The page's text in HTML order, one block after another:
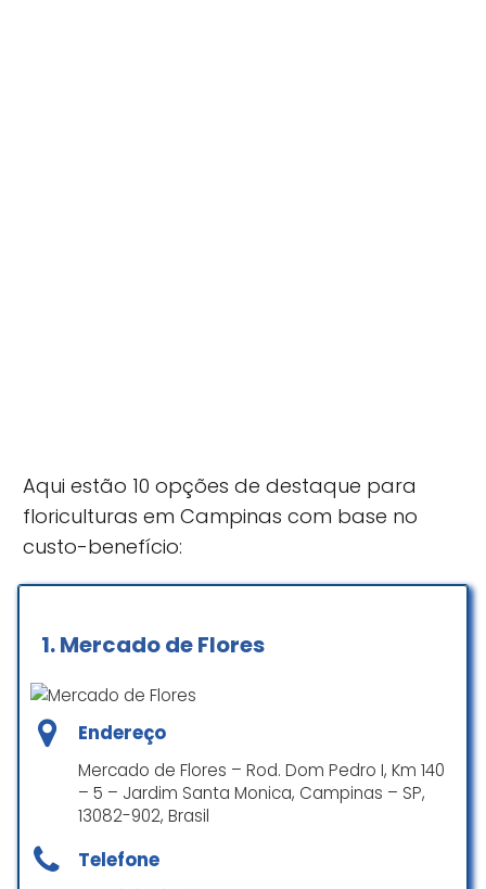
Aqui estão 10 opções de destaque para
floriculturas em Campinas com base no
custo-benefício:
1.Mercado de Flores
Endereço
Mercado de Flores – Rod. Dom Pedro I, Km 140
– 5 – Jardim Santa Monica, Campinas – SP,
13082-902, Brasil
Telefone